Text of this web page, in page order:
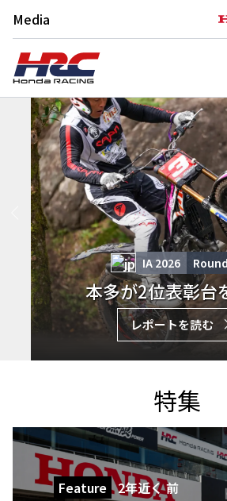
Media
IA 2026 Round
本多が2位表彰台
レポートを読む
特集
Feature 2年近く 前